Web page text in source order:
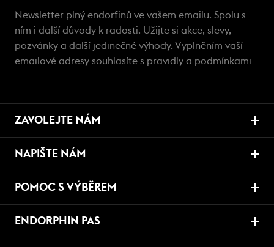
Newsletter plný endorfinů ve vašem emailu. Spolu s
ním i další důvody k radosti. Užijte si akce, slevy,
pozvánky a další jedinečné výhody. Vyplněním vaší
emailové adresy souhlasíte s pravidly a podmínkami
ZAVOLEJTE NÁM
NAPIŠTE NÁM
POMOC S VÝBĚREM
ENDORPHIN PAS